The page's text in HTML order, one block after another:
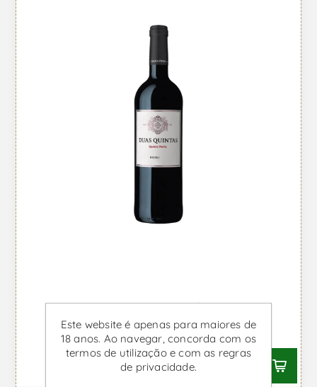
Duas Quintas - Vinho Tinto
Desde €17,30 IVA incl.
Este website é apenas para maiores de
18 anos. Ao navegar, concorda com os
termos de utilização e com as regras
de privacidade.